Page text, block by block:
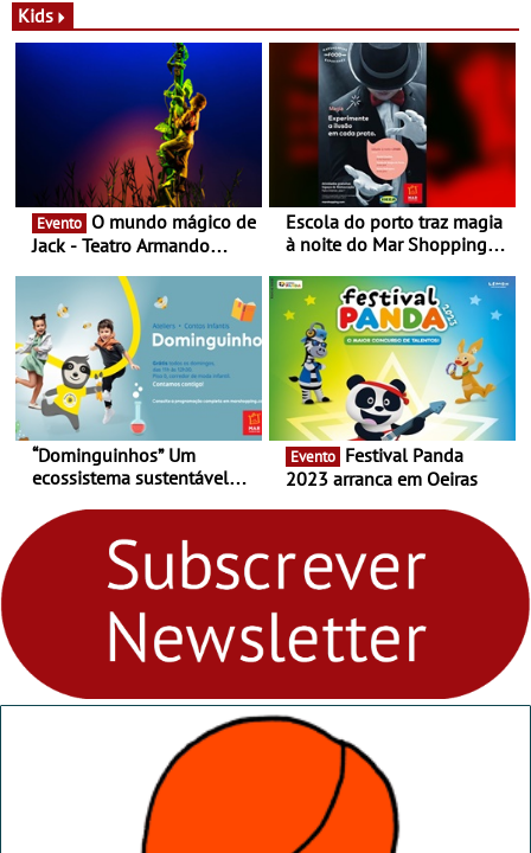
Novas - Edição limitada
Nespresso x Torres Novas
Shopping
Kids
Evento
Jack - Teatro Armando
Escola do porto traz magia
à noite do Mar Shopping
29 de abril, às 21h00
“Dominguinhos” Um
ecossistema sustentável
fores - Atelier de Educação
Ambiental nos
“Dominguinhos” de 23 de
Evento
2023 arranca em Oeiras